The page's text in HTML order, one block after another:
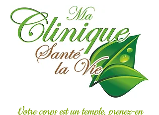
Votre corps est un temple, prenez-en